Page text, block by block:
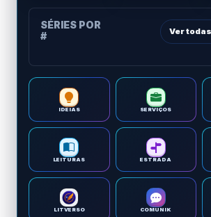
SÉRIES POR
#
Ver
IDEIAS SERVIÇOS
LEITURAS ESTRADA
LITVERSO COMUNIK